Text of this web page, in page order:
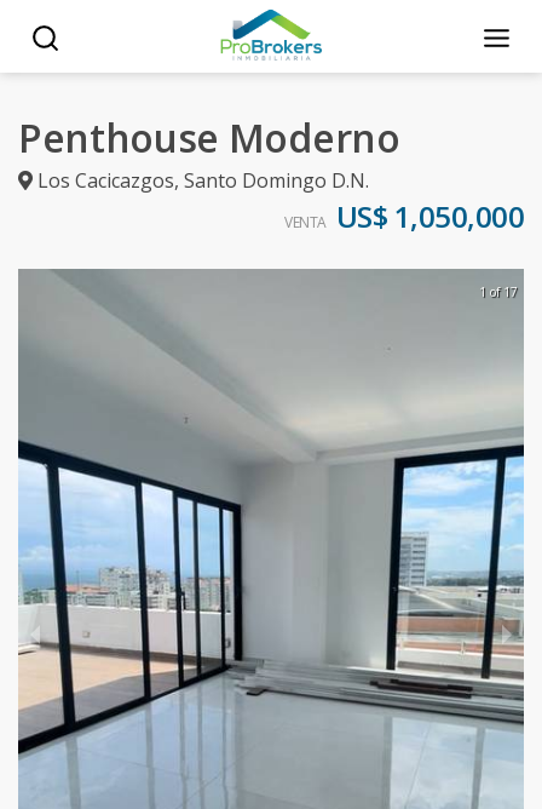
Penthouse Moderno
Los Cacicazgos, Santo Domingo D.N.
VENTA US$ 1,050,000
1 of 17